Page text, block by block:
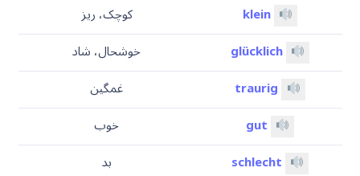
klein
کوچک، ریز
glücklich
خوشحال، شاد
traurig
غمگین
gut
خوب
schlecht
بد